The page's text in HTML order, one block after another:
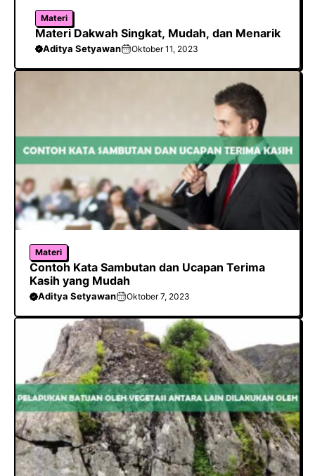
Materi
Materi Dakwah Singkat, Mudah, dan Menarik
Aditya Setyawan Oktober 11, 2023
Materi
Contoh Kata Sambutan dan Ucapan Terima
Kasih yang Mudah
Aditya Setyawan Oktober 7, 2023